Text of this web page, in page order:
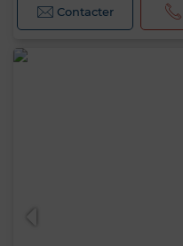
Contacter